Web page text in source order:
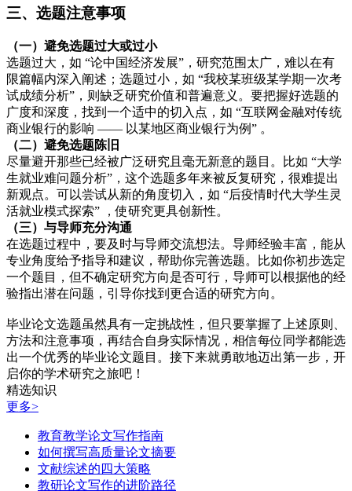
三、选题注意事项
（一）避免选题过大或过小
选题过大，如 “论中国经济发展”，研究范围太广，难以在有
限篇幅内深入阐述；选题过小，如 “我校某班级某学期一次考
试成绩分析”，则缺乏研究价值和普遍意义。要把握好选题的
广度和深度，找到一个适中的切入点，如 “互联网金融对传统
商业银行的影响 —— 以某地区商业银行为例” 。
（二）避免选题陈旧
尽量避开那些已经被广泛研究且毫无新意的题目。比如 “大学
生就业难问题分析”，这个选题多年来被反复研究，很难提出
新观点。可以尝试从新的角度切入，如 “后疫情时代大学生灵
活就业模式探索” ，使研究更具创新性。
（三）与导师充分沟通
在选题过程中，要及时与导师交流想法。导师经验丰富，能从
专业角度给予指导和建议，帮助你完善选题。比如你初步选定
一个题目，但不确定研究方向是否可行，导师可以根据他的经
验指出潜在问题，引导你找到更合适的研究方向。
毕业论文选题虽然具有一定挑战性，但只要掌握了上述原则、
方法和注意事项，再结合自身实际情况，相信每位同学都能选
出一个优秀的毕业论文题目。接下来就勇敢地迈出第一步，开
启你的学术研究之旅吧！
精选知识
更多>
教育教学论文写作指南
如何撰写高质量论文摘要
文献综述的四大策略
教研论文写作的进阶路径